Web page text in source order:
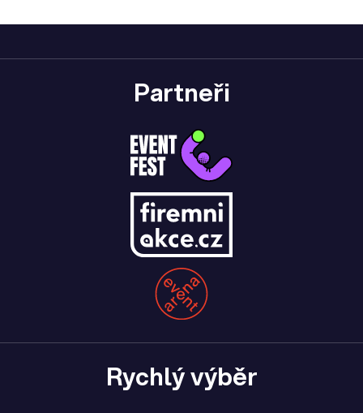
Partneři
Rychlý výběr